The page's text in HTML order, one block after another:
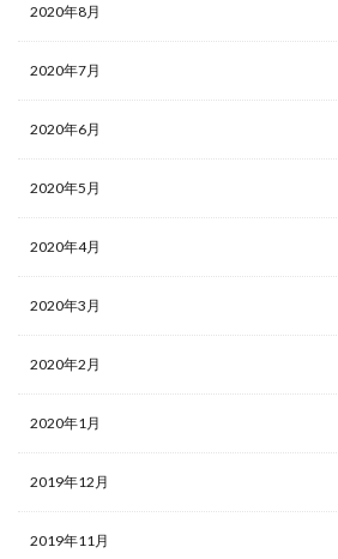
2020年8月
2020年7月
2020年6月
2020年5月
2020年4月
2020年3月
2020年2月
2020年1月
2019年12月
2019年11月